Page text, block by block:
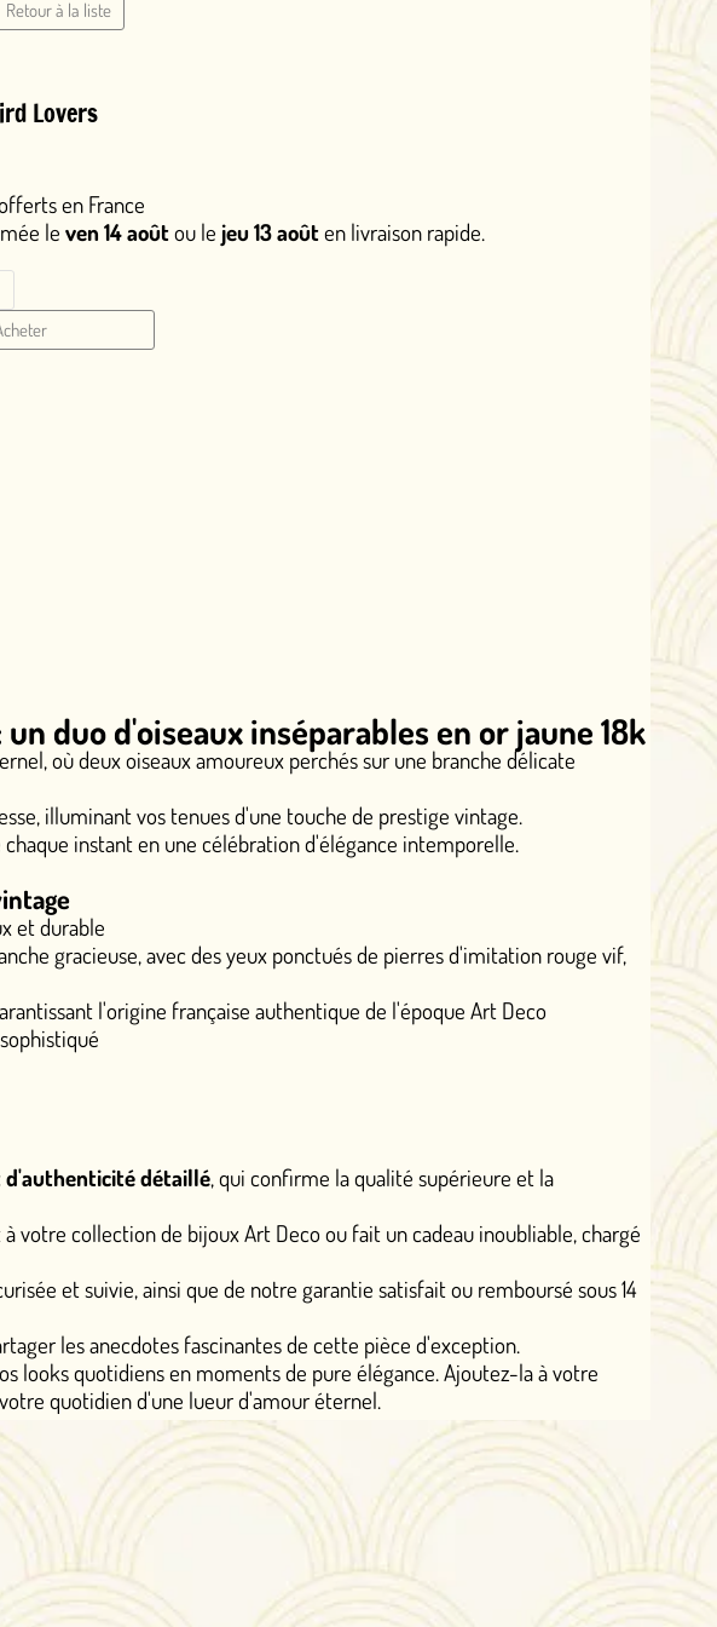
lejeu 13 aoûten livraison rapide.
inséparables en or jaune 18k
amoureux perchés sur une branche délicate
d'une touche de prestige vintage.
célébration d'élégance intemporelle.
des yeux ponctués de pierres d'imitation rouge vif,
authentique de l'époque Art Deco
, qui confirme la qualité supérieure et la
Art Deco ou fait un cadeau inoubliable, chargé
que de notre garantie satisfait ou remboursé sous 14
fascinantes de cette pièce d'exception.
moments de pure élégance. Ajoutez-la à votre
lueur d'amour éternel.